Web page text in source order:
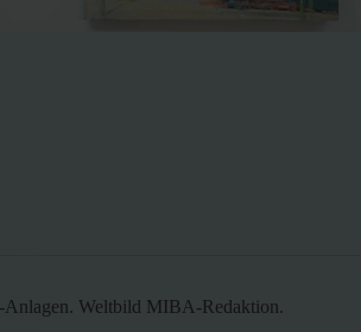
Anlagen. Weltbild MIBA-Redaktion.